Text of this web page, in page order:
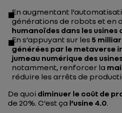
En augmentant
générations de robots et en
humanoïdes dans les usines
En s’appuyant sur les 5
générées par le metaverse
jumeau numérique des
notamment, renforcer la
réduire les arrêts de
De quoi diminuer le coût de
de 20%. C’est ça l’usine 4.0.